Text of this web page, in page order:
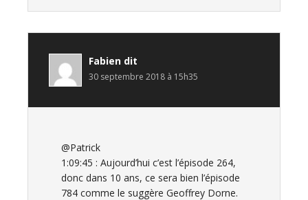
Fabien dit
30 septembre 2018 à 15h35
@Patrick
1:09:45 : Aujourd’hui c’est l’épisode 264,
donc dans 10 ans, ce sera bien l’épisode
784 comme le suggère Geoffrey Dorne.